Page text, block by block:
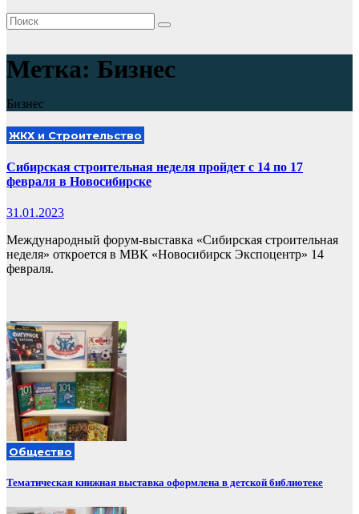
Метка: Бизнес
Бизнес
ЖКХ и Строительство
Сибирская строительная неделя пройдет с 14 по 17
февраля в Новосибирске
31.01.2023
Международный форум-выставка «Сибирская строительная
неделя» откроется в МВК «Новосибирск Экспоцентр» 14
февраля.
Общество
Тематическая книжная выставка оформлена в детской библиотеке